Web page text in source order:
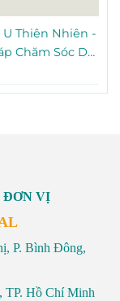
U Thiên Nhiên -
Chăm Sóc Da
Nhiên
ĐƠN VỊ
P. Bình Đông,
TP. Hồ Chí Minh